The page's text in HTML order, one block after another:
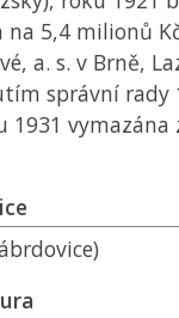
na 5,4 milionů
a. s. v Brně,
správní rady
1931 vymazána